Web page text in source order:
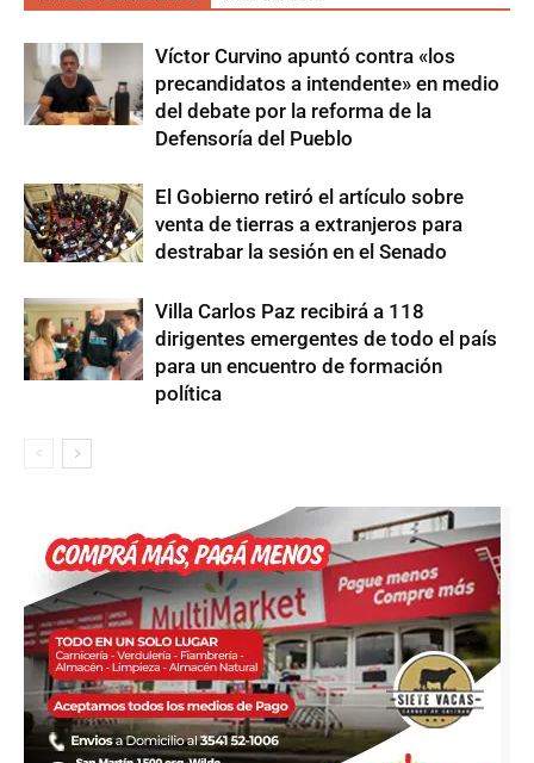
Víctor Curvino apuntó contra «los
precandidatos a intendente» en medio
del debate por la reforma de la
Defensoría del Pueblo
El Gobierno retiró el artículo sobre
venta de tierras a extranjeros para
destrabar la sesión en el Senado
Villa Carlos Paz recibirá a 118
dirigentes emergentes de todo el país
para un encuentro de formación
política